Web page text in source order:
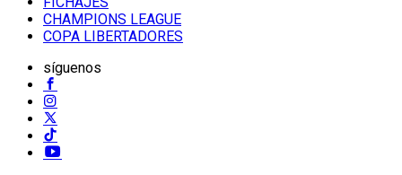
CHAMPIONS LEAGUE
COPA LIBERTADORES
síguenos